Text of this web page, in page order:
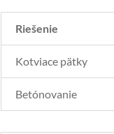
Riešenie
Kotviace pätky
Betónovanie